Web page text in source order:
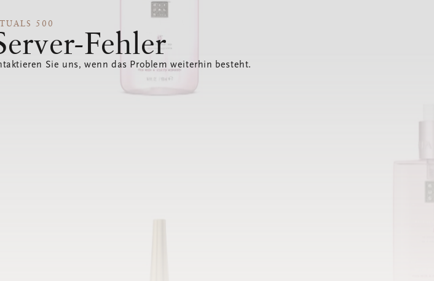
500
Fehler
Sie uns, wenn das Problem weiterhin besteht.